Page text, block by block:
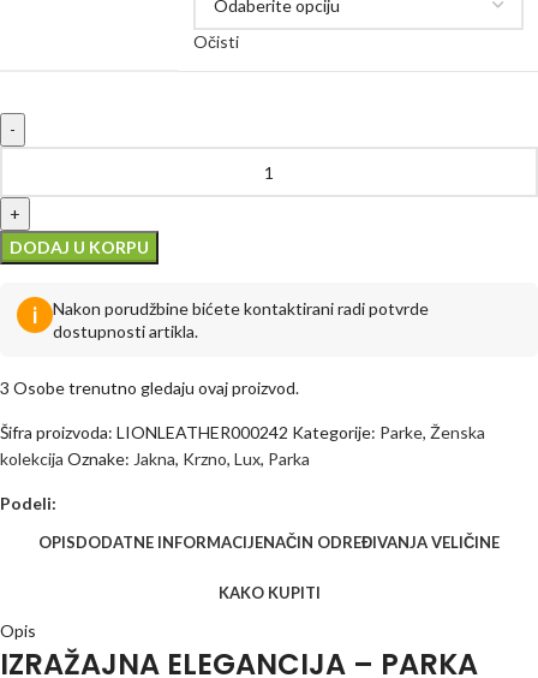
Očisti
DODAJ U KORPU
i
Nakon porudžbine bićete kontaktirani radi potvrde
dostupnosti artikla.
3 Osobe trenutno gledaju ovaj proizvod.
Šifra proizvoda: LIONLEATHER000242 Kategorije: Parke, Ženska
kolekcija Oznake: Jakna, Krzno, Lux, Parka
Podeli:
OPISDODATNE INFORMACIJENAČIN ODREĐIVANJA VELIČINE
KAKO KUPITI
Opis
IZRAŽAJNA ELEGANCIJA – PARKA